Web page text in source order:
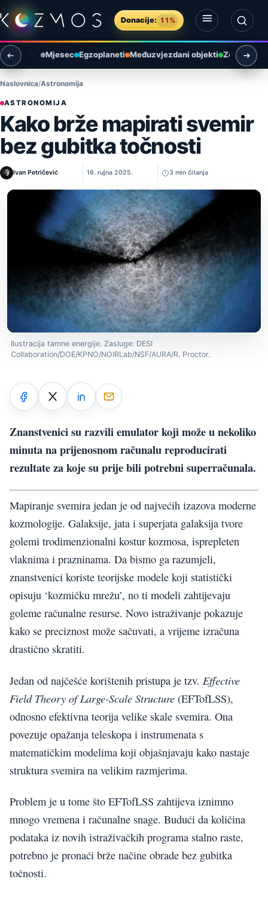
Preskoči na sadržaj
Donacije: 11%
Otvori izbornik
Otvori pretragu
Mjesec Egzoplaneti Međuzvjezdani objekti Zemlja i
Naslovnica Astronomija
ASTRONOMIJA
Kako brže mapirati svemir
bez gubitka točnosti
Ivan Petričević 16. rujna 2025. 3 min čitanja
Ilustracija tamne energije. Zasluge: DESI
Collaboration/DOE/KPNO/NOIRLab/NSF/AURA/R. Proctor.
Znanstvenici su razvili emulator koji može u nekoliko
minuta na prijenosnom računalu reproducirati
rezultate za koje su prije bili potrebni superračunala.
Mapiranje svemira jedan je od najvećih izazova moderne
kozmologije. Galaksije, jata i superjata galaksija tvore
golemi trodimenzionalni kostur kozmosa, isprepleten
vlaknima i prazninama. Da bismo ga razumjeli,
znanstvenici koriste teorijske modele koji statistički
opisuju ‘kozmičku mrežu’, no ti modeli zahtijevaju
goleme računalne resurse. Novo istraživanje pokazuje
kako se preciznost može sačuvati, a vrijeme izračuna
drastično skratiti.
Jedan od najčešće korištenih pristupa je tzv. Effective
Field Theory of Large-Scale Structure (EFTofLSS),
odnosno efektivna teorija velike skale svemira. Ona
povezuje opažanja teleskopa i instrumenata s
matematičkim modelima koji objašnjavaju kako nastaje
struktura svemira na velikim razmjerima.
Problem je u tome što EFTofLSS zahtijeva iznimno
mnogo vremena i računalne snage. Budući da količina
podataka iz novih istraživačkih programa stalno raste,
potrebno je pronaći brže načine obrade bez gubitka
točnosti.